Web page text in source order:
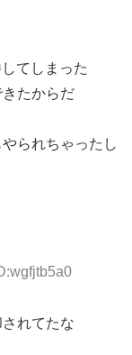
てしまった
たからだ
られちゃったし
れてたな